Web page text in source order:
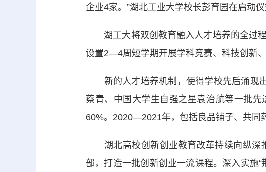
企业4家。”湖北工业大学校长彭育园在启动仪
湖工大将双创教育融入人才培养的全过程
设置2—4周短学期开展学科竞赛、科技创新
新的人才培养机制，使得学校先后涌现出
蔡青、中国大学生自强之星袁治航等一批
60%。2020—2021年，包括良品铺子、共同
湖北高校创新创业教育改革持续向纵深
部，打造一批创新创业一流课程。深入实施